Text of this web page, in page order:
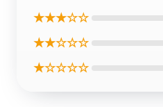
★★★☆☆
★★☆☆☆
★☆☆☆☆